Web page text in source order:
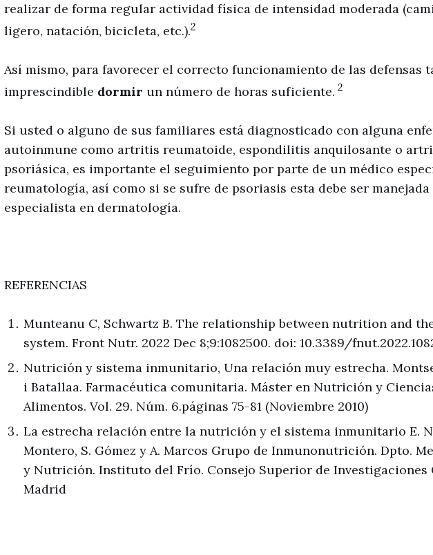
realizar de forma regular actividad física de intensidad moderada
ligero, natación, bicicleta, etc.).2
Así mismo, para favorecer el correcto funcionamiento de las defensas
imprescindible dormir un número de horas suficiente. 2
Si usted o alguno de sus familiares está diagnosticado con alguna
autoinmune como artritis reumatoide, espondilitis anquilosante o
psoriásica, es importante el seguimiento por parte de un médico
reumatología, así como si se sufre de psoriasis esta debe ser
especialista en dermatología.
REFERENCIAS
Munteanu C, Schwartz B. The relationship between nutrition and
system. Front Nutr. 2022 Dec 8;9:1082500. doi: 10.3389/
Nutrición y sistema inmunitario, Una relación muy estrecha.
i Batallaa. Farmacéutica comunitaria. Máster en Nutrición y
Alimentos. Vol. 29. Núm. 6.páginas 75-81 (Noviembre 2010)
La estrecha relación entre la nutrición y el sistema inmunitario E.
Montero, S. Gómez y A. Marcos Grupo de Inmunonutrición. Dpto.
y Nutrición. Instituto del Frío. Consejo Superior de Investigaciones
Madrid